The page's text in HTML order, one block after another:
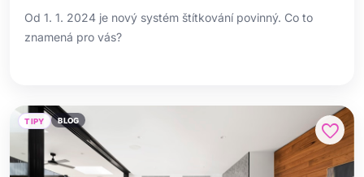
Od 1. 1. 2024 je nový systém štítkování povinný. Co to
znamená pro vás?
TIPY BLOG favorite